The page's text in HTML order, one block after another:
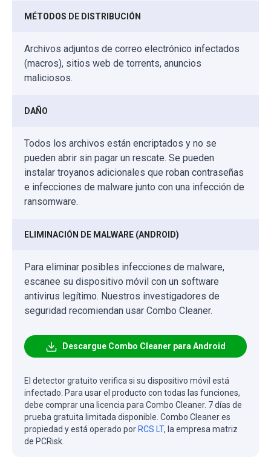
MÉTODOS DE DISTRIBUCIÓN
Archivos adjuntos de correo electrónico infectados
(macros), sitios web de torrents, anuncios
maliciosos.
DAÑO
Todos los archivos están encriptados y no se
pueden abrir sin pagar un rescate. Se pueden
instalar troyanos adicionales que roban contraseñas
e infecciones de malware junto con una infección de
ransomware.
ELIMINACIÓN DE MALWARE (ANDROID)
Para eliminar posibles infecciones de malware,
escanee su dispositivo móvil con un software
antivirus legítimo. Nuestros investigadores de
seguridad recomiendan usar Combo Cleaner.
Descargue Combo Cleaner para Android
El detector gratuito verifica si su dispositivo móvil está
infectado. Para usar el producto con todas las funciones,
debe comprar una licencia para Combo Cleaner. 7 días de
prueba gratuita limitada disponible. Combo Cleaner es
propiedad y está operado por RCS LT, la empresa matriz
de PCRisk.